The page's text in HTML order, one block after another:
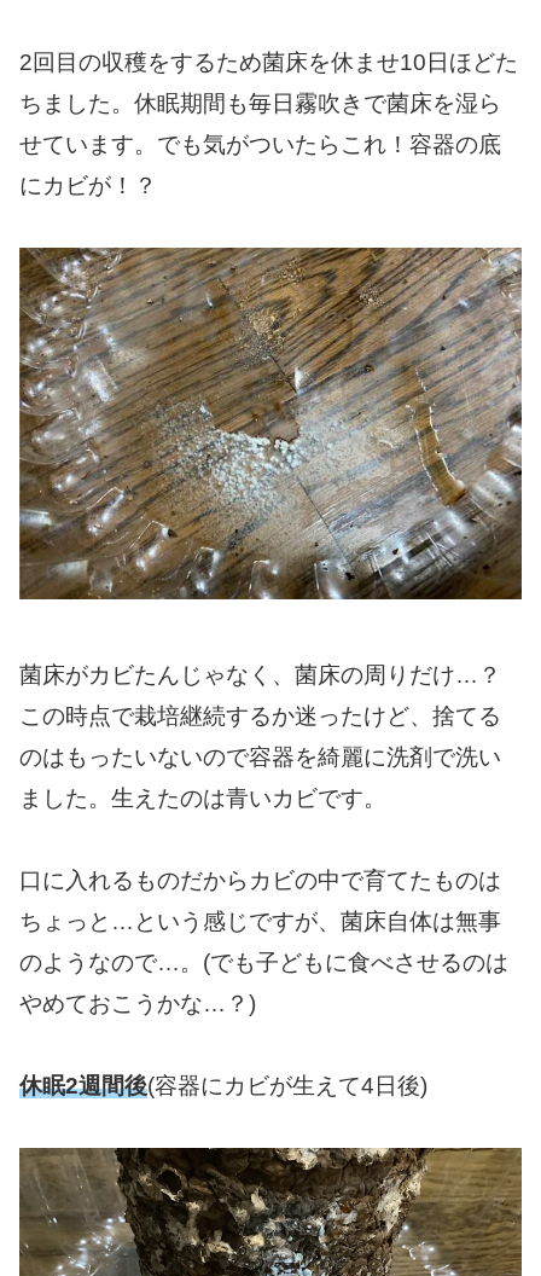
2回目の収穫をするため菌床を休ませ10日ほどた
ちました。休眠期間も毎日霧吹きで菌床を湿ら
せています。でも気がついたらこれ！容器の底
にカビが！？
菌床がカビたんじゃなく、菌床の周りだけ…？
この時点で栽培継続するか迷ったけど、捨てる
のはもったいないので容器を綺麗に洗剤で洗い
ました。生えたのは青いカビです。
口に入れるものだからカビの中で育てたものは
ちょっと…という感じですが、菌床自体は無事
のようなので…。(でも子どもに食べさせるのは
やめておこうかな…？)
休眠2週間後(容器にカビが生えて4日後)